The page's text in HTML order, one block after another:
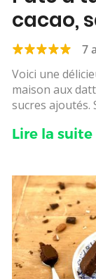
cacao,
7
Voici une
maison aux
sucres ajoutés.
Lire la suite